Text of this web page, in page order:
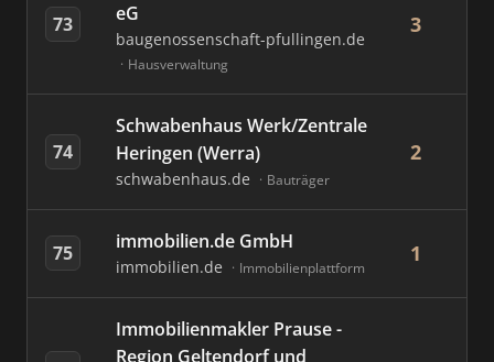
73
eG
baugenossenschaft-pfullingen.de
Hausverwaltung
3
74
Schwabenhaus Werk/Zentrale
Heringen (Werra)
schwabenhaus.de Bauträger
2
75 immobilien.de GmbH
immobilien.de Immobilienplattform
1
Immobilienmakler Prause -
Region Geltendorf und